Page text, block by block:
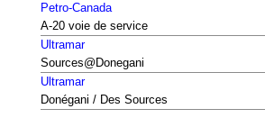
Petro-Canada
A-20 voie de service
Ultramar
Sources@Donegani
Ultramar
Donégani / Des Sources